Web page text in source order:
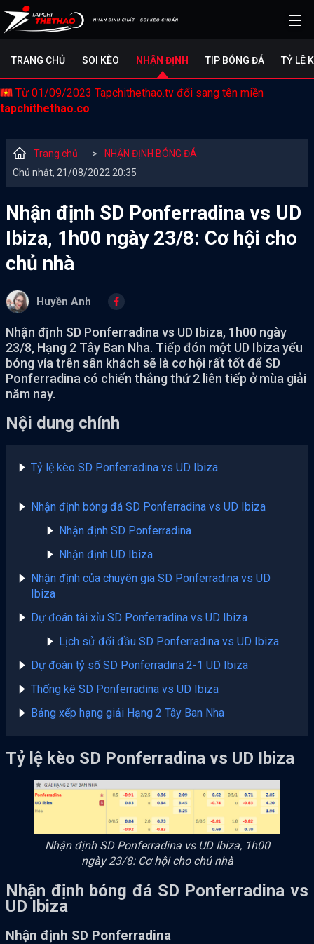
TRANG CHỦ SOI KÈO NHẬN ĐỊNH TIP BÓNG ĐÁ TỶ LỆ
Từ 01/09/2023 Tapchithethao.tv đổi sang tên miền
tapchithethao.co
Trang chủ >
NHẬN ĐỊNH BÓNG ĐÁ
Chủ nhật, 21/08/2022 20:35
Nhận định SD Ponferradina vs UD
Ibiza, 1h00 ngày 23/8: Cơ hội cho
chủ nhà
Huyền Anh
Nhận định SD Ponferradina vs UD Ibiza, 1h00 ngày
23/8, Hạng 2 Tây Ban Nha. Tiếp đón một UD Ibiza yếu
bóng vía trên sân khách sẽ là cơ hội rất tốt để SD
Ponferradina có chiến thắng thứ 2 liên tiếp ở mùa giải
năm nay.
Nội dung chính
Tỷ lệ kèo SD Ponferradina vs UD Ibiza
Nhận định bóng đá SD Ponferradina vs UD Ibiza
Nhận định SD Ponferradina
Nhận định UD Ibiza
Nhận định của chuyên gia SD Ponferradina vs UD
Ibiza
Dự đoán tài xỉu SD Ponferradina vs UD Ibiza
Lịch sử đối đầu SD Ponferradina vs UD Ibiza
Dự đoán tỷ số SD Ponferradina 2-1 UD Ibiza
Thống kê SD Ponferradina vs UD Ibiza
Bảng xếp hạng giải Hạng 2 Tây Ban Nha
Tỷ lệ kèo SD Ponferradina vs UD Ibiza
Nhận định SD Ponferradina vs UD Ibiza, 1h00
ngày 23/8: Cơ hội cho chủ nhà
Nhận định bóng đá SD Ponferradina vs
UD Ibiza
Nhận định SD Ponferradina